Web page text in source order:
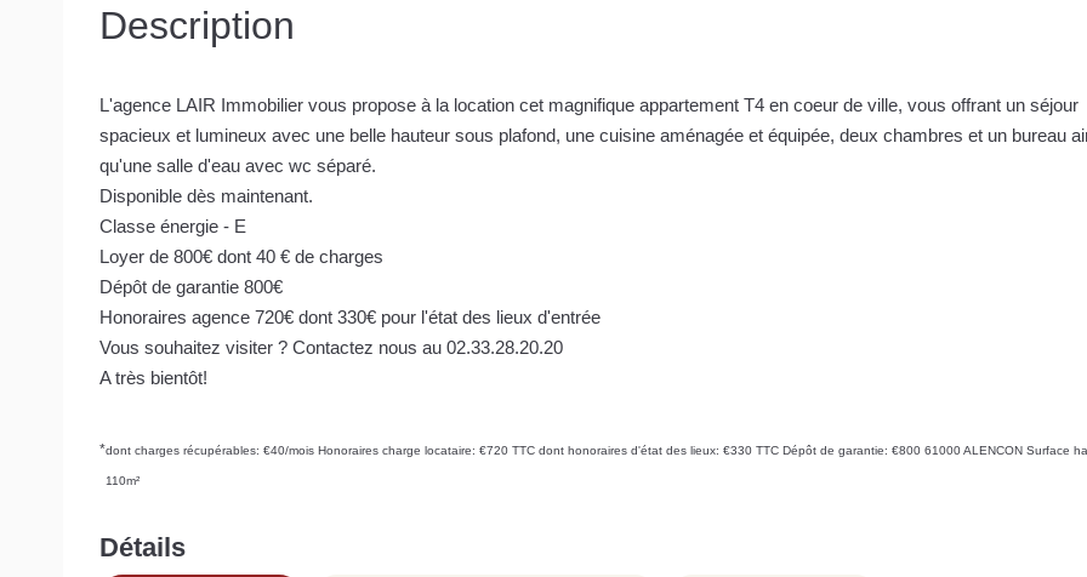
Description
L'agence LAIR Immobilier vous propose à la location cet magnifique appartement T4 en coeur de ville, vous offrant un séjour
spacieux et lumineux avec une belle hauteur sous plafond, une cuisine aménagée et équipée, deux chambres et un bureau
qu'une salle d'eau avec wc séparé.
Disponible dès maintenant.
Classe énergie - E
Loyer de 800€ dont 40 € de charges
Dépôt de garantie 800€
Honoraires agence 720€ dont 330€ pour l'état des lieux d'entrée
Vous souhaitez visiter ? Contactez nous au 02.33.28.20.20
A très bientôt!
*dont charges récupérables: €40/mois Honoraires charge locataire: €720 TTC dont honoraires d'état des lieux: €330 TTC Dépôt de garantie: €800 61000 ALENCON Surface
110m²
Détails